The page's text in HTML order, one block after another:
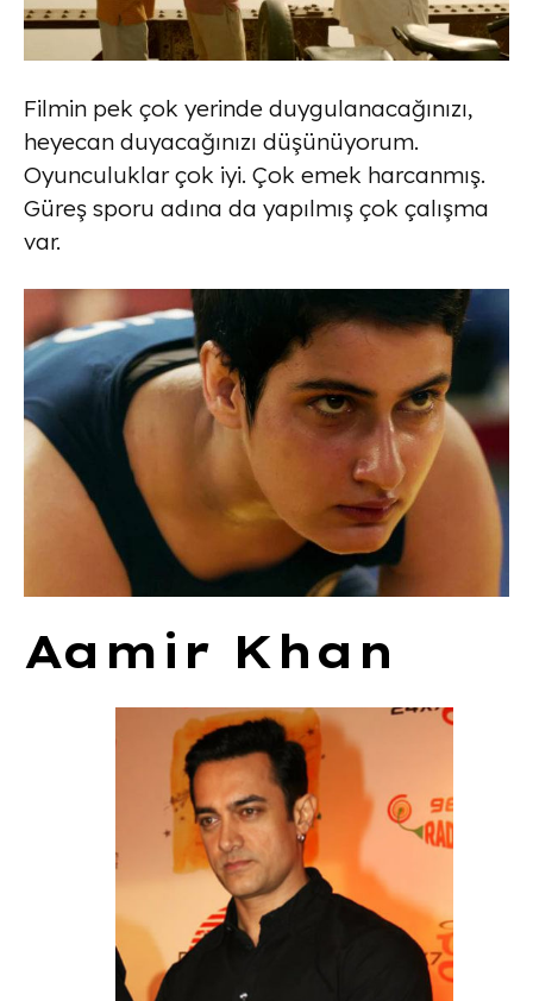
Filmin pek çok yerinde duygulanacağınızı,
heyecan duyacağınızı düşünüyorum.
Oyunculuklar çok iyi. Çok emek harcanmış.
Güreş sporu adına da yapılmış çok çalışma
var.
Aamir Khan